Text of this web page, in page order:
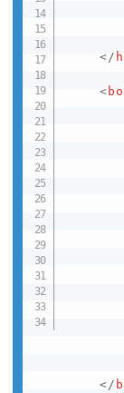
</
<
</